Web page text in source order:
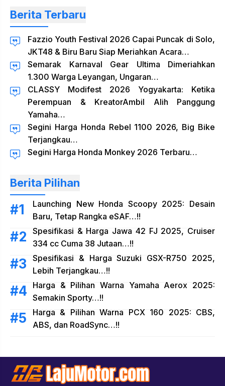
Berita Terbaru
Fazzio Youth Festival 2026 Capai Puncak di Solo,
JKT48 & Biru Baru Siap Meriahkan Acara…
Semarak Karnaval Gear Ultima Dimeriahkan
1.300 Warga Leyangan, Ungaran…
CLASSY Modifest 2026 Yogyakarta: Ketika
Perempuan & KreatorAmbil Alih Panggung
Yamaha…
Segini Harga Honda Rebel 1100 2026, Big Bike
Terjangkau…
Segini Harga Honda Monkey 2026 Terbaru…
Berita Pilihan
Launching New Honda Scoopy 2025: Desain
Baru, Tetap Rangka eSAF…!!
Spesifikasi & Harga Jawa 42 FJ 2025, Cruiser
334 cc Cuma 38 Jutaan…!!
Spesifikasi & Harga Suzuki GSX-R750 2025,
Lebih Terjangkau…!!
Harga & Pilihan Warna Yamaha Aerox 2025:
Semakin Sporty…!!
Harga & Pilihan Warna PCX 160 2025: CBS,
ABS, dan RoadSync…!!